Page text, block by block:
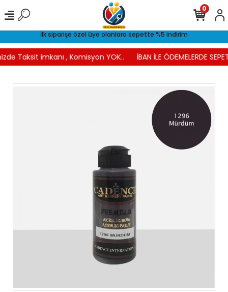
İlk siparişe özel üye olanlara sepette %5 indirim
Taksit imkanı , Komisyon YOK.. İBAN İLE ÖDEMELERDE
0